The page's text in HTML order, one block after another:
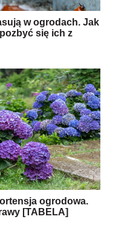
w ogrodach. Jak
się ich z
ogrodowa.
[TABELA]